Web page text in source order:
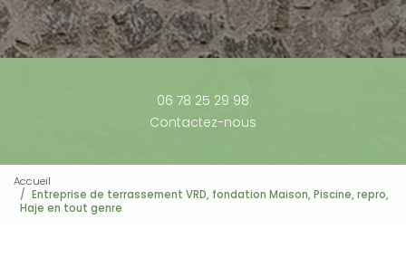
06 78 25 29 98
Contactez-nous
Accueil
Entreprise de terrassement VRD, fondation Maison, Piscine, repro,
Haje en tout genre